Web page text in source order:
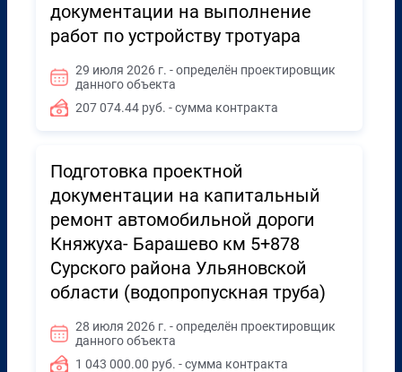
документации на выполнение
работ по устройству тротуара
29 июля 2026 г. - определён проектировщик
данного объекта
207 074.44 руб. - сумма контракта
Подготовка проектной
документации на капитальный
ремонт автомобильной дороги
Княжуха- Барашево км 5+878
Сурского района Ульяновской
области (водопропускная труба)
28 июля 2026 г. - определён проектировщик
данного объекта
1 043 000.00 руб. - сумма контракта